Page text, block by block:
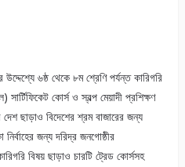
৬ষ্ঠ থেকে ৮ম শ্রেণি পর্যন্ত কারিগরি
কোর্স ও স্বল্প মেয়াদী প্রশিক্ষণ
ছাড়াও বিদেশের শ্রম বাজারের জন্য
জন্য দরিদ্র জনগোষ্ঠীর
বিষয় ছাড়াও চারটি ট্রেড কোর্সসহ